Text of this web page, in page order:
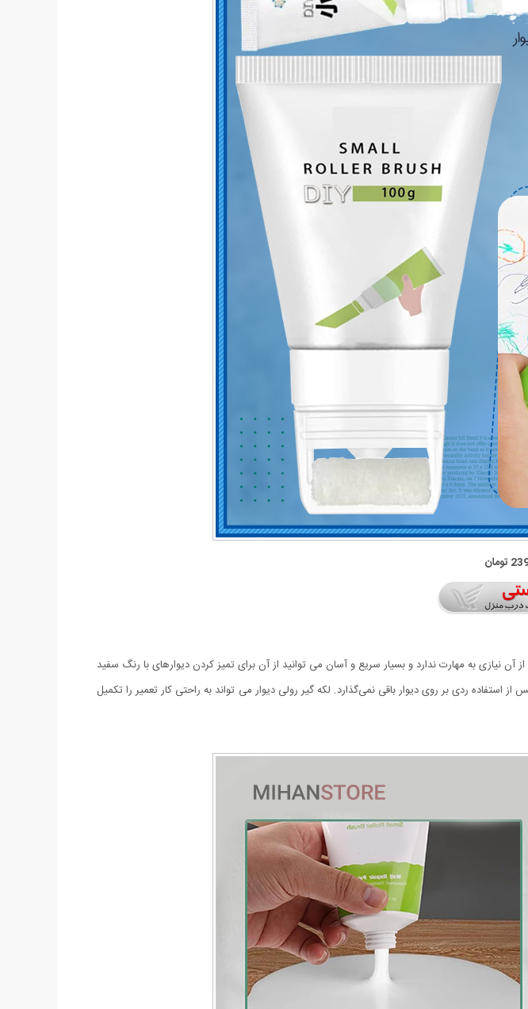
آن نیازی به مهارت ندارد و بسیار سریع و آسان می توانید از آن برای تمیز کردن دیوارهای با رنگ سفید
دیوار پس از استفاده ردی بر روی دیوار باقی نمی‌گذارد. لکه گیر رولی دیوار می تواند به راحتی کار تعمیر را تکمیل